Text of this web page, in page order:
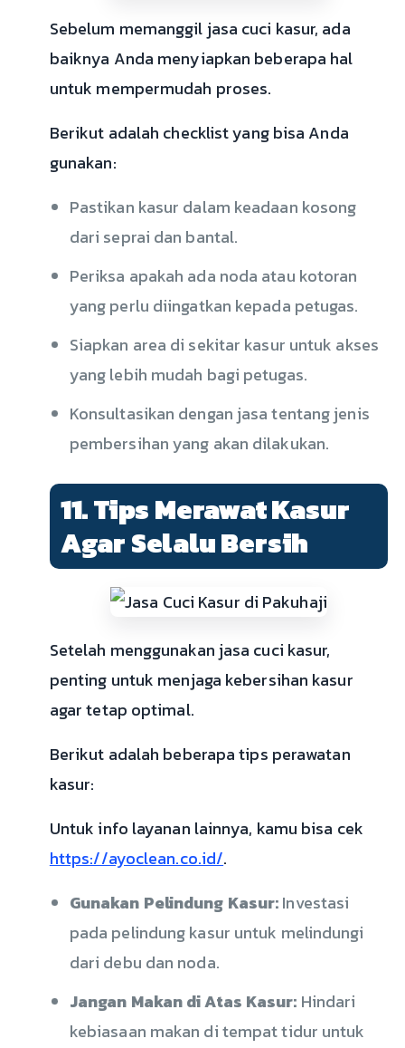
Sebelum memanggil jasa cuci kasur, ada
baiknya Anda menyiapkan beberapa hal
untuk mempermudah proses.
Berikut adalah checklist yang bisa Anda
gunakan:
Pastikan kasur dalam keadaan kosong
dari seprai dan bantal.
Periksa apakah ada noda atau kotoran
yang perlu diingatkan kepada petugas.
Siapkan area di sekitar kasur untuk akses
yang lebih mudah bagi petugas.
Konsultasikan dengan jasa tentang jenis
pembersihan yang akan dilakukan.
11. Tips Merawat Kasur
Agar Selalu Bersih
Setelah menggunakan jasa cuci kasur,
penting untuk menjaga kebersihan kasur
agar tetap optimal.
Berikut adalah beberapa tips perawatan
kasur:
Untuk info layanan lainnya, kamu bisa cek
https://ayoclean.co.id/.
Gunakan Pelindung Kasur:Investasi
pada pelindung kasur untuk melindungi
dari debu dan noda.
Jangan Makan di Atas Kasur: Hindari
kebiasaan makan di tempat tidur untuk